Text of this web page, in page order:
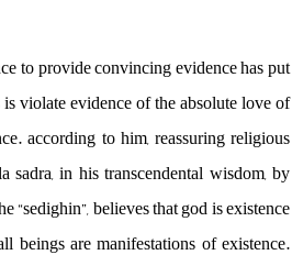
to provide convincing evidence has put
violate evidence of the absolute love of
according to him, reassuring religious
in his transcendental wisdom, by
believes that god is existence
beings are manifestations of existence.